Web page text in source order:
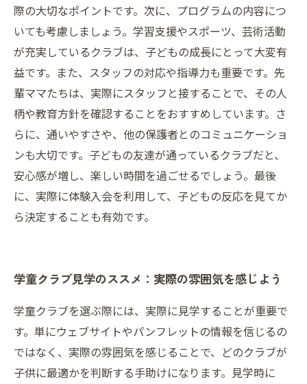
際の大切なポイントです。次に、プログラムの内容につ
いても考慮しましょう。学習支援やスポーツ、芸術活動
が充実しているクラブは、子どもの成長にとって大変有
益です。また、スタッフの対応や指導力も重要です。先
輩ママたちは、実際にスタッフと接することで、その人
柄や教育方針を確認することをおすすめしています。さ
らに、通いやすさや、他の保護者とのコミュニケーショ
ンも大切です。子どもの友達が通っているクラブだと、
安心感が増し、楽しい時間を過ごせるでしょう。最後
に、実際に体験入会を利用して、子どもの反応を見てか
ら決定することも有効です。
学童クラブ見学のススメ：実際の雰囲気を感じよう
学童クラブを選ぶ際には、実際に見学することが重要で
す。単にウェブサイトやパンフレットの情報を信じるの
ではなく、実際の雰囲気を感じることで、どのクラブが
子供に最適かを判断する手助けになります。見学時に